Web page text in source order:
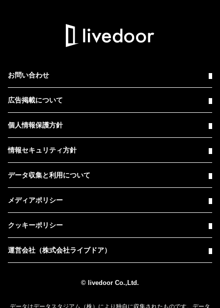
お問い合わせ
広告掲載について
個人情報保護方針
情報セキュリティ方針
データ収集と利用について
メディアポリシー
クッキーポリシー
運営会社（株式会社ライブドア）
© livedoor Co.,Ltd.
データはデータスタジアム（株）により独自に収集されたものです。データ